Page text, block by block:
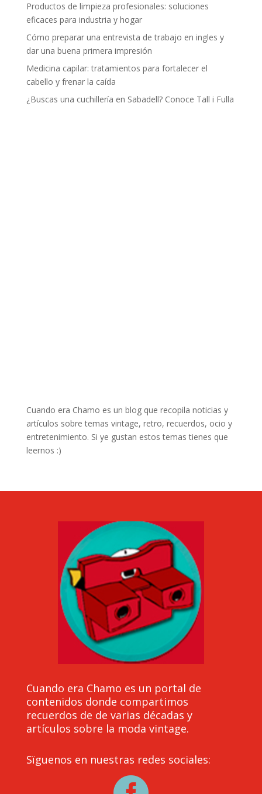
Productos de limpieza profesionales: soluciones
eficaces para industria y hogar
Cómo preparar una entrevista de trabajo en ingles y
dar una buena primera impresión
Medicina capilar: tratamientos para fortalecer el
cabello y frenar la caída
¿Buscas una cuchillería en Sabadell? Conoce Tall i Fulla
Cuando era Chamo es un blog que recopila noticias y
artículos sobre temas vintage, retro, recuerdos, ocio y
entretenimiento. Si ye gustan estos temas tienes que
leernos :)
Cuando era Chamo es un portal de
contenidos donde compartimos
recuerdos de de varias décadas y
artículos sobre la moda vintage.
Sïguenos en nuestras redes sociales: